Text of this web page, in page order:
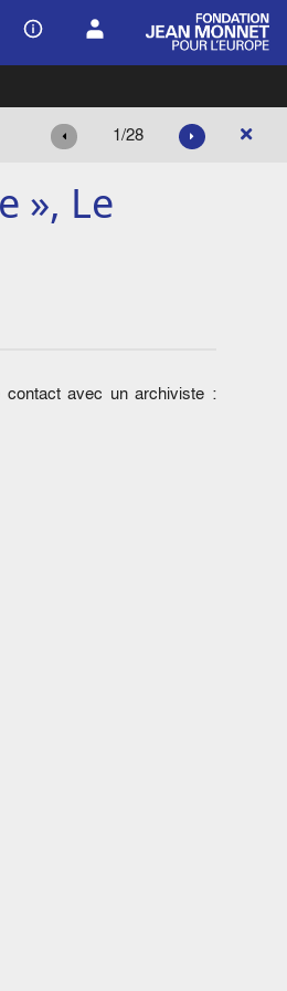
1/28
», Le
avec un archiviste :